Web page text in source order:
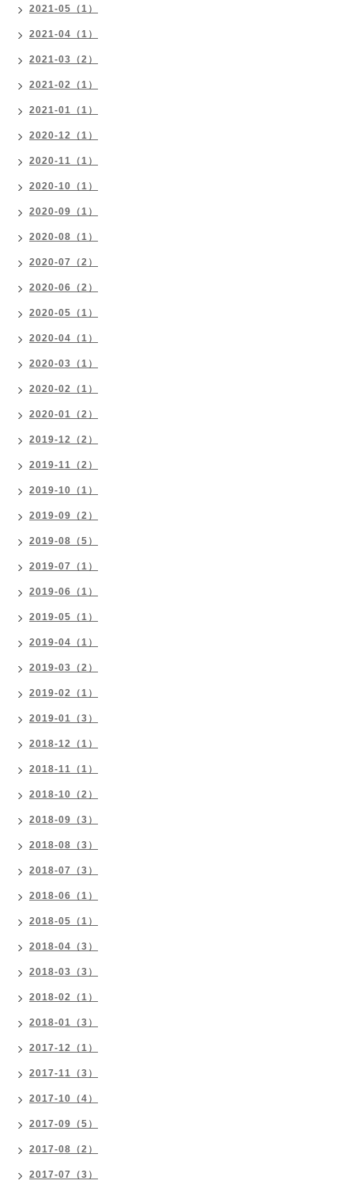
2021-05（1）
2021-04（1）
2021-03（2）
2021-02（1）
2021-01（1）
2020-12（1）
2020-11（1）
2020-10（1）
2020-09（1）
2020-08（1）
2020-07（2）
2020-06（2）
2020-05（1）
2020-04（1）
2020-03（1）
2020-02（1）
2020-01（2）
2019-12（2）
2019-11（2）
2019-10（1）
2019-09（2）
2019-08（5）
2019-07（1）
2019-06（1）
2019-05（1）
2019-04（1）
2019-03（2）
2019-02（1）
2019-01（3）
2018-12（1）
2018-11（1）
2018-10（2）
2018-09（3）
2018-08（3）
2018-07（3）
2018-06（1）
2018-05（1）
2018-04（3）
2018-03（3）
2018-02（1）
2018-01（3）
2017-12（1）
2017-11（3）
2017-10（4）
2017-09（5）
2017-08（2）
2017-07（3）